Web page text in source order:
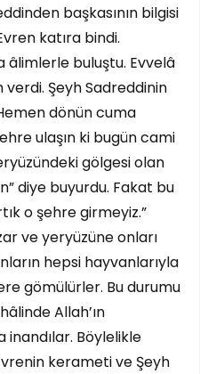
başkasının bilgisi
katıra bindi.
âlimlerle buluştu. Evvelâ
Şeyh Sadreddinin
dönün cuma
ulaşın ki bugün cami
gölgesi olan
diye buyurdu. Fakat bu
o şehre girmeyiz.”
ve yeryüzüne onları
hepsi hayvanlarıyla
gömülürler. Bu durumu
Allah’ın
inandılar. Böylelikle
kerameti ve Şeyh